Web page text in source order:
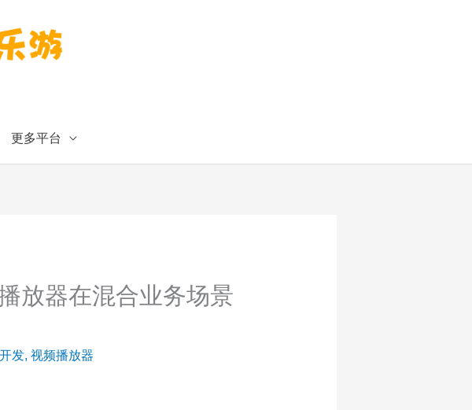
更多平台
放器在混合业务场景
发, 视频播放器